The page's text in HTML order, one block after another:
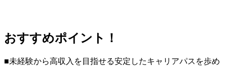
おすすめポイント！
■未経験から高収入を目指せる安定したキャリアパスを歩め